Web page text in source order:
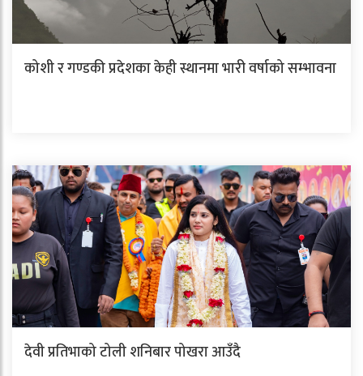
कोशी र गण्डकी प्रदेशका केही स्थानमा भारी वर्षाको सम्भावना
देवी प्रतिभाको टोली शनिबार पोखरा आउँदै